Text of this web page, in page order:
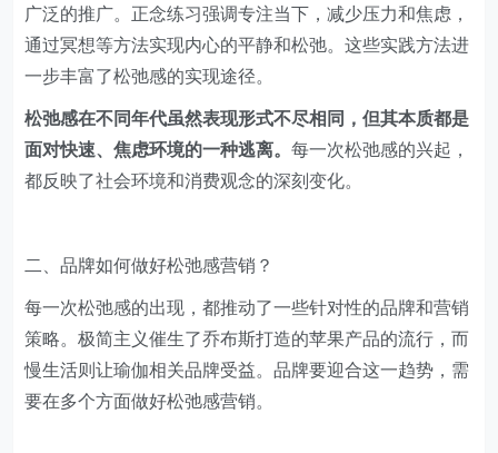
广泛的推广。正念练习强调专注当下，减少压力和焦虑，
通过冥想等方法实现内心的平静和松弛。这些实践方法进
一步丰富了松弛感的实现途径。
松弛感在不同年代虽然表现形式不尽相同，但其本质都是
面对快速、焦虑环境的一种逃离。每一次松弛感的兴起，
都反映了社会环境和消费观念的深刻变化。
二、品牌如何做好松弛感营销？
每一次松弛感的出现，都推动了一些针对性的品牌和营销
策略。极简主义催生了乔布斯打造的苹果产品的流行，而
慢生活则让瑜伽相关品牌受益。品牌要迎合这一趋势，需
要在多个方面做好松弛感营销。